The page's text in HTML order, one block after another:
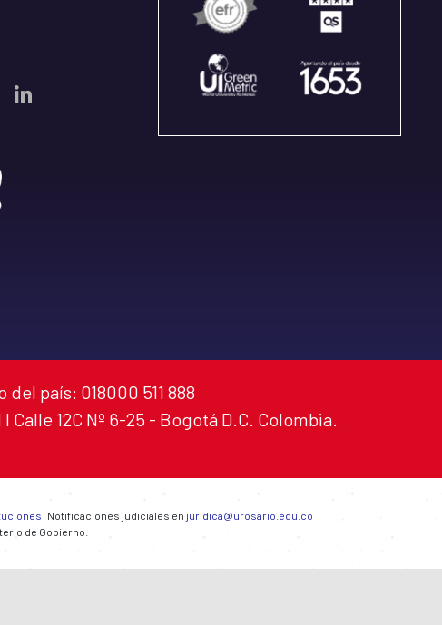
país: 018000 511 888
12C Nº 6-25 - Bogotá D.C. Colombia.
| Notificaciones judiciales en juridica@urosario.edu.co
de Gobierno.